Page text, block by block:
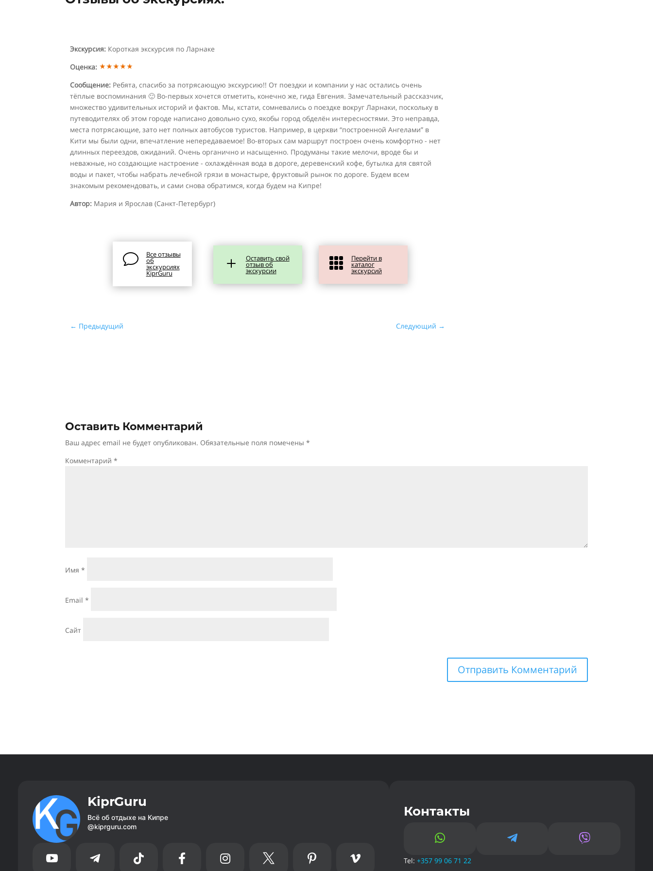
Экскурсия: Короткая экскурсия по Ларнаке
Оценка:
Сообщение: Ребята, спасибо за потрясающую экскурсию!! От поездки и компании у нас остались очень
тёплые воспоминания 🙂 Во-первых хочется отметить, конечно же, гида Евгения. Замечательный рассказчик,
множество удивительных историй и фактов. Мы, кстати, сомневались о поездке вокруг Ларнаки, поскольку в
путеводителях об этом городе написано довольно сухо, якобы город обделён интересностями. Это неправда,
места потрясающие, зато нет полных автобусов туристов. Например, в церкви “построенной Ангелами” в
Кити мы были одни, впечатление непередаваемое! Во-вторых сам маршрут построен очень комфортно - нет
длинных переездов, ожиданий. Очень органично и насыщенно. Продуманы такие мелочи, вроде бы и
неважные, но создающие настроение - охлаждённая вода в дороге, деревенский кофе, бутылка для святой
воды и пакет, чтобы набрать лечебной грязи в монастыре, фруктовый рынок по дороге. Будем всем
знакомым рекомендовать, и сами снова обратимся, когда будем на Кипре!
Автор: Мария и Ярослав (Санкт-Петербург)
v Все отзывы
об
экскурсиях
KiprGuru
L Оставить свой
отзыв об
экскурсии  Перейти в
каталог
экскурсий
← Предыдущий Следующий →
Оставить Комментарий
Ваш адрес email не будет опубликован. Обязательные поля помечены*
Комментарий*
Имя*
Email*
Сайт
KiprGuru
Всё об отдыхе на Кипре
@kiprguru.com
       
Контакты
  
Tel: +357 99 06 71 22